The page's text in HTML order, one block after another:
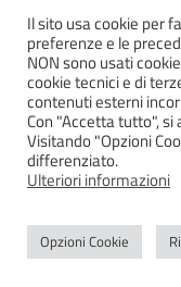
Piazza Dante 1,
Tel. 0522249211
Codice Fiscale e
Pec:
Codice IBAN
Codice BIC
Cookie policy|
feedback
Il sito usa cookie per
preferenze e le
NON sono usati
cookie tecnici e di
contenuti esterni
Con "Accetta tutto", si
Visitando "Opzioni
differenziato.
Ulteriori informazioni
Opzioni Cookie